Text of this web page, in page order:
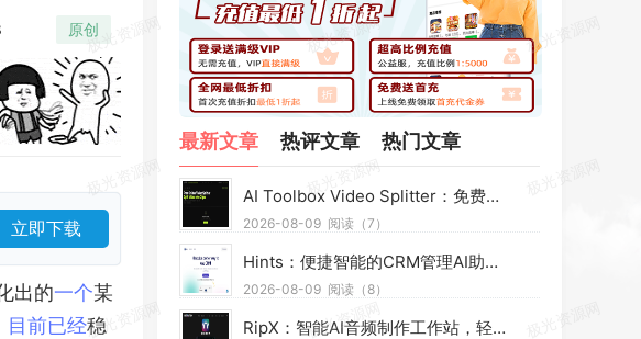
原创
立即下载
出的一个某
目前已经稳
最新文章 热评文章 热门文章
AI Toolbox Video Splitter：免费网页本地视频分割工具，多模式裁切高清视频且保护隐私
2026-08-09 阅读（7）
Hints：便捷智能的CRM管理AI助手，靠语音短信高效办公提效省时
2026-08-09 阅读（8）
RipX：智能AI音频制作工作站，轻松拆分混音素材，助力音乐创作